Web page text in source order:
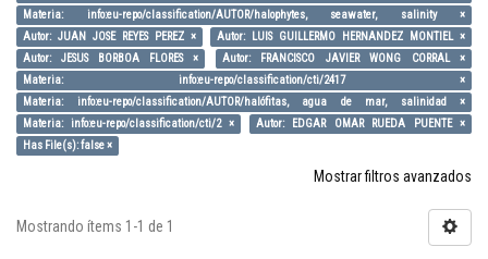
Materia: info:eu-repo/classification/AUTOR/halophytes, seawater, salinity ×
Autor: JUAN JOSE REYES PEREZ ×
Autor: LUIS GUILLERMO HERNANDEZ MONTIEL ×
Autor: JESUS BORBOA FLORES ×
Autor: FRANCISCO JAVIER WONG CORRAL ×
Materia: info:eu-repo/classification/cti/2417 ×
Materia: info:eu-repo/classification/AUTOR/halófitas, agua de mar, salinidad ×
Materia: info:eu-repo/classification/cti/2 ×
Autor: EDGAR OMAR RUEDA PUENTE ×
Has File(s): false ×
Mostrar filtros avanzados
Mostrando ítems 1-1 de 1